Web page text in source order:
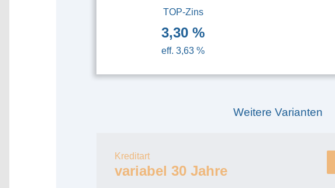
TOP-Zins
3,30 %
eff. 3,63 %
Weitere Varianten
Kreditart
variabel 30 Jahre